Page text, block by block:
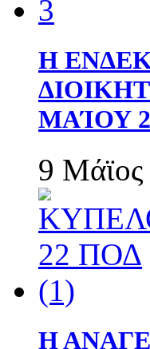
Η
ΜΑΊΟΥ
9 Μάϊος
Η